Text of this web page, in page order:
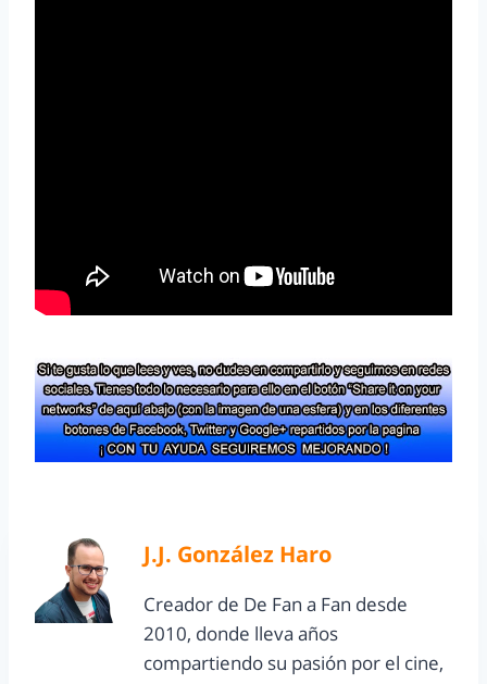
J.J. González Haro
Creador de De Fan a Fan desde
2010, donde lleva años
compartiendo su pasión por el cine,